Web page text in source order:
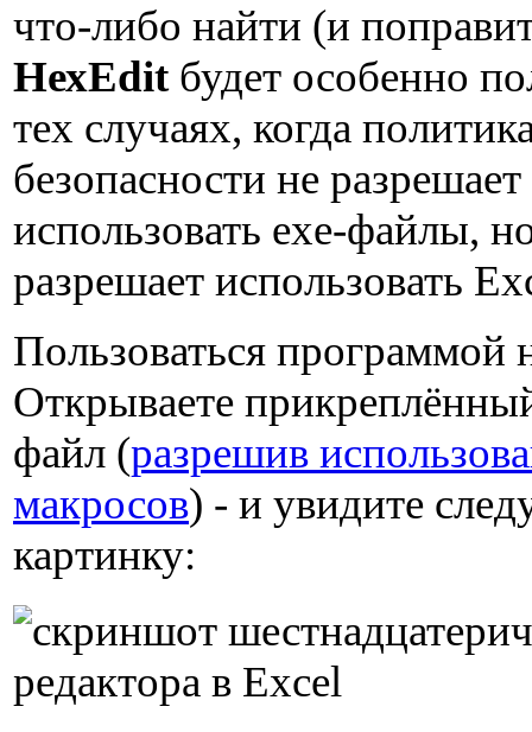
что-либо найти (и
НехEdit будет особенно
тех случаях, когда
безопасности не разрешает
использовать exe-файлы,
разрешает использовать
Пользоваться программой
Открываете
файл (разрешив
макросов) - и увидите
картинку: